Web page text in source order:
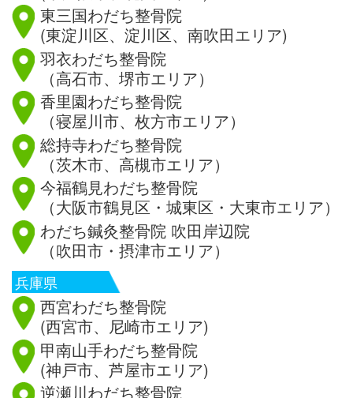
東三国わだち整骨院
(東淀川区、淀川区、南吹田エリア)
羽衣わだち整骨院
（高石市、堺市エリア）
香里園わだち整骨院
（寝屋川市、枚方市エリア）
総持寺わだち整骨院
（茨木市、高槻市エリア）
今福鶴見わだち整骨院
（大阪市鶴見区・城東区・大東市エリア）
わだち鍼灸整骨院 吹田岸辺院
（吹田市・摂津市エリア）
兵庫県
西宮わだち整骨院
(西宮市、尼崎市エリア)
甲南山手わだち整骨院
(神戸市、芦屋市エリア)
逆瀬川わだち整骨院